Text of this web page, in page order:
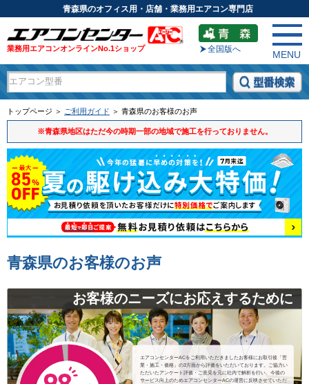
青森県のオフィス用・店舗・業務用エアコン専門店
業務用エアコンオンラインNo.1ショップ 全国版へ
MENU
トップページ ＞ ご利用ガイド ＞ 青森県のお客様のお声
※青森県地区はただ今の時期一部の地域で施工を行っておりません。
青森県のお客様のお声
お客様のニーズにお応えするために
エアコンセンターACをご利用いただきましたお客様にお取引後「営
業・施工・価格」の3方面から評価をいただいております。ご協力い
ただいたアンケート評価・ご意見を元に社内で解析を行い、今後の
サービス向上のためエアコンセンターACの運営に反映させていただ